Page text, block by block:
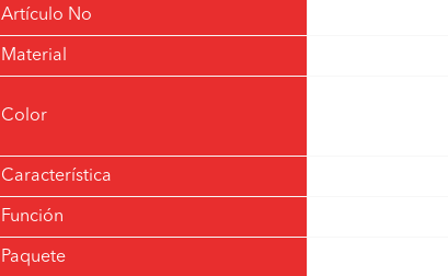
Artículo No
Material
Color
Característica
Función
Paquete